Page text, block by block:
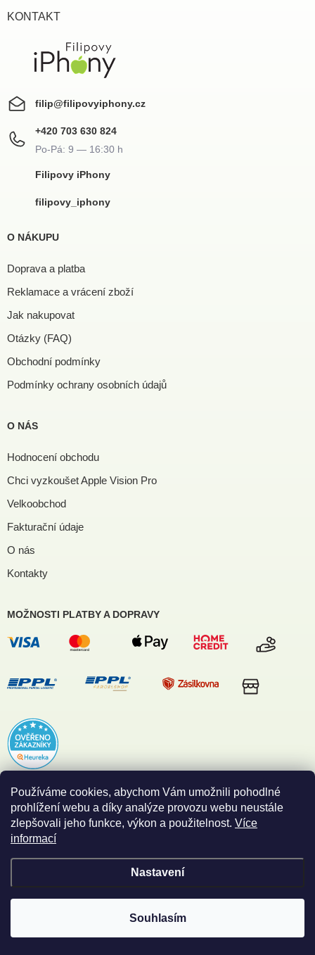
Používáme cookies, abychom Vám umožnili pohodlné
prohlížení webu a díky analýze provozu webu neustále
zlepšovali jeho funkce, výkon a použitelnost. Více
informací
Nastavení
Souhlasím
KONTAKT
filip@filipovyiphony.cz
+420 703 630 824
Filipovy iPhony
filipovy_iphony
O NÁKUPU
Doprava a platba
Reklamace a vrácení zboží
Jak nakupovat
Otázky (FAQ)
Obchodní podmínky
Podmínky ochrany osobních údajů
O NÁS
Hodnocení obchodu
Chci vyzkoušet Apple Vision Pro
Velkoobchod
Fakturační údaje
O nás
Kontakty
MOŽNOSTI PLATBY A DOPRAVY
ODEBÍRAT NEWSLETTER
Vložte svůj e-mail a my vám budeme zasílat informace o nových
produktech na našem e-shopu.
E-MAIL